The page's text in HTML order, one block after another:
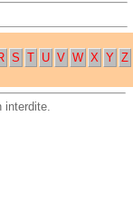
S T U V W X Y Z
interdite.